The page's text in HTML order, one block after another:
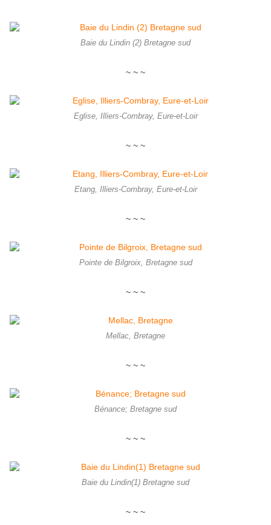
Baie du Lindin (2) Bretagne sud
~ ~ ~
Eglise, Illiers-Combray, Eure-et-Loir
~ ~ ~
Etang, Illiers-Combray, Eure-et-Loir
~ ~ ~
Pointe de Bilgroix, Bretagne sud
~ ~ ~
Mellac, Bretagne
~ ~ ~
Bénance; Bretagne sud
~ ~ ~
Baie du Lindin(1) Bretagne sud
~ ~ ~